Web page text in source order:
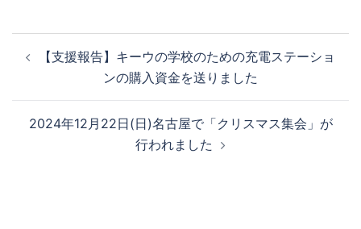
稿
ゲ
【支援報告】キーウの学校のための充電ステーショ
ンの購入資金を送りました
2024年12月22日(日)名古屋で「クリスマス集会」が
行われました